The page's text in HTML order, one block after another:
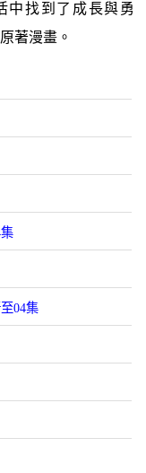
中找到了成長與勇
著漫畫。
04集